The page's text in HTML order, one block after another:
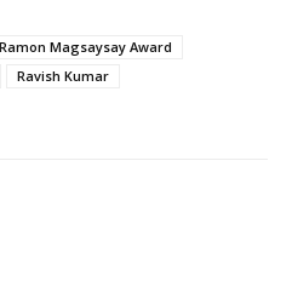
Ramon Magsaysay Award
Ravish Kumar